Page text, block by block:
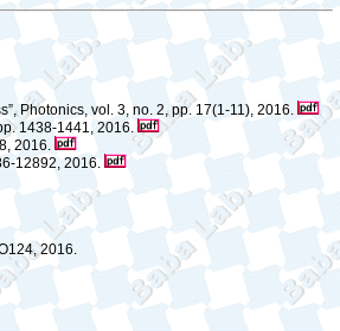
Photonics, vol. 3, no. 2, pp. 17(1-11), 2016.
1438-1441, 2016.
2016.
12892,2016.
2016.